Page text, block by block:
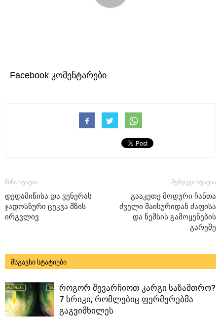
Facebook კომენტარები
წინა სტატია
დედამიწისა და ვენერას
ჯადოსნური ცეკვა მზის
ირგვლივ
შემდეგი სტატია
გააკეთე მოდური ჩანთა
ძველი მაისურიდან ძაფისა
და ნემსის გამოყენების
გარეშე
მსგავსი სტატიები
როგორ შევარჩიოთ კარგი საზამთრო?
7 ხრიკი, რომლებიც ფერმერებმა
გაგვიმხილეს